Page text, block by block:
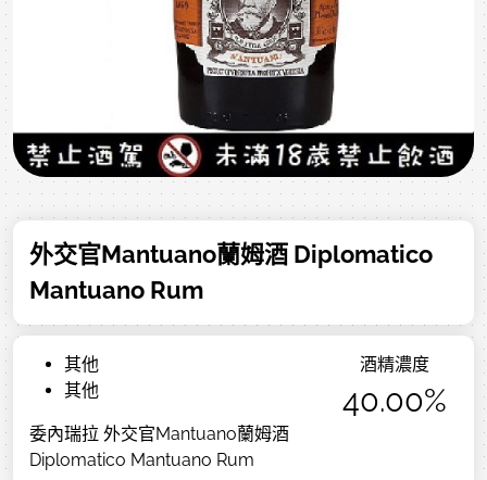
外交官Mantuano蘭姆酒 Diplomatico
Mantuano Rum
其他
其他
委內瑞拉 外交官Mantuano蘭姆酒
Diplomatico Mantuano Rum
酒精濃度
40.00%